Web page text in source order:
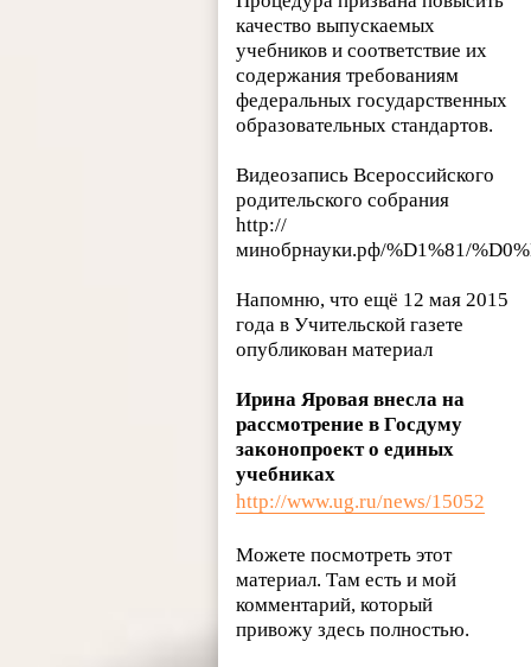
качество выпускаемых
учебников и соответствие их
содержания требованиям
федеральных государственных
образовательных стандартов.
Видеозапись Всероссийского
родительского собрания
http://
минобрнауки.рф/%D1%81/
Напомню, что ещё 12 мая 2015
года в Учительской газете
опубликован материал
Ирина Яровая внесла на
рассмотрение в Госдуму
законопроект о единых
учебниках
http://www.ug.ru/news/15052
Можете посмотреть этот
материал. Там есть и мой
комментарий, который
привожу здесь полностью.